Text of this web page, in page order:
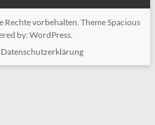
Rechte vorbehalten. ThemeSpacious
by:WordPress.
Datenschutzerklärung